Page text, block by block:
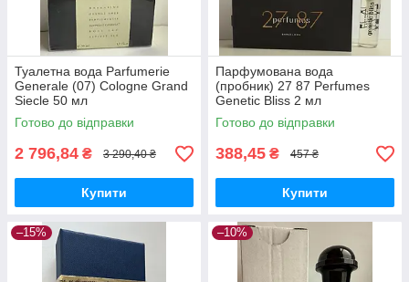
Туалетна вода Parfumerie
Generale (07) Cologne Grand
Siecle 50 мл
Готово до відправки
2 796,84 ₴ 3 290,40 ₴
Купити
Парфумована вода
(пробник) 27 87 Perfumes
Genetic Bliss 2 мл
Готово до відправки
388,45 ₴ 457 ₴
Купити
–15% –10%